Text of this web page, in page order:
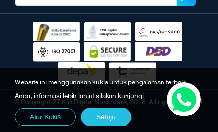
© Copyright PT Klik Digital Nusantara, 2018. All rights reserved.
Kebijakan Pribadi
Website ini menggunakan kukis untuk pengalaman terbaik
Anda, informasi lebih lanjut silakan kunjungi
Atur Kukis Setuju